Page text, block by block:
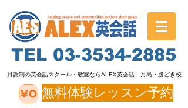
TEL 03-3534-2885
月謝制の英会話スクール・教室ならALEX英会話 月島・勝どき校
無料体験レッスン予約